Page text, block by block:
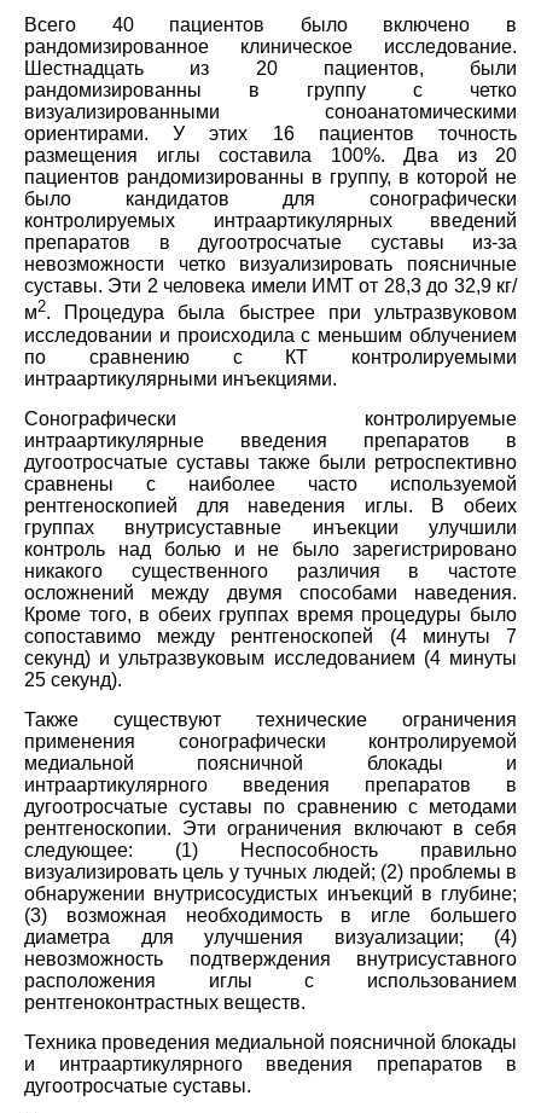
Всего 40 пациентов было включено в
рандомизированное клиническое исследование.
Шестнадцать из 20 пациентов, были
рандомизированны в группу с четко
визуализированными соноанатомическими
ориентирами. У этих 16 пациентов точность
размещения иглы составила 100%. Два из 20
пациентов рандомизированны в группу, в которой не
было кандидатов для сонографически
контролируемых интраартикулярных введений
препаратов в дугоотросчатые суставы из-за
невозможности четко визуализировать поясничные
суставы. Эти 2 человека имели ИМТ от 28,3 до 32,9 кг/
м2. Процедура была быстрее при ультразвуковом
исследовании и происходила с меньшим облучением
по сравнению с КТ контролируемыми
интраартикулярными инъекциями.
Сонографически контролируемые
интраартикулярные введения препаратов в
дугоотросчатые суставы также были ретроспективно
сравнены с наиболее часто используемой
рентгеноскопией для наведения иглы. В обеих
группах внутрисуставные инъекции улучшили
контроль над болью и не было зарегистрировано
никакого существенного различия в частоте
осложнений между двумя способами наведения.
Кроме того, в обеих группах время процедуры было
сопоставимо между рентгеноскопей (4 минуты 7
секунд) и ультразвуковым исследованием (4 минуты
25 секунд).
Также существуют технические ограничения
применения сонографически контролируемой
медиальной поясничной блокады и
интраартикулярного введения препаратов в
дугоотросчатые суставы по сравнению с методами
рентгеноскопии. Эти ограничения включают в себя
следующее: (1) Неспособность правильно
визуализировать цель у тучных людей; (2) проблемы в
обнаружении внутрисосудистых инъекций в глубине;
(3) возможная необходимость в игле большего
диаметра для улучшения визуализации; (4)
невозможность подтверждения внутрисуставного
расположения иглы с использованием
рентгеноконтрастных веществ.
Техника проведения медиальной поясничной блокады
и интраартикулярного введения препаратов в
дугоотросчатые суставы.